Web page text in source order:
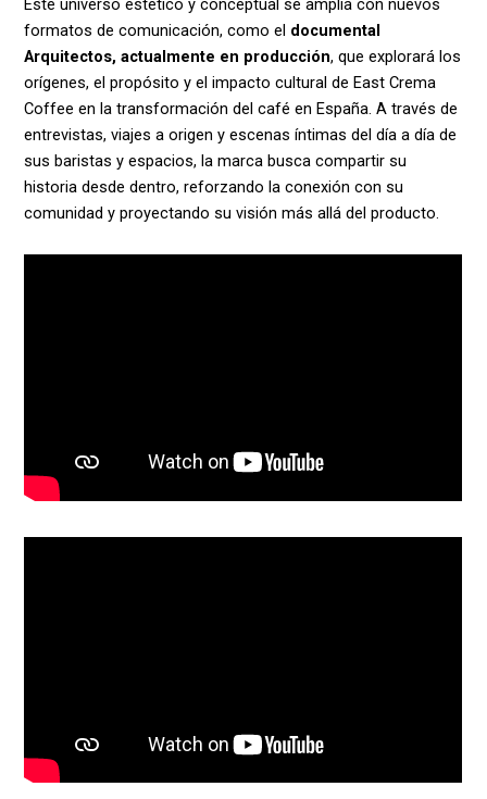
Este universo estético y conceptual se amplía con nuevos
formatos de comunicación, como el documental
Arquitectos, actualmente en producción, que explorará los
orígenes, el propósito y el impacto cultural de East Crema
Coffee en la transformación del café en España. A través de
entrevistas, viajes a origen y escenas íntimas del día a día de
sus baristas y espacios, la marca busca compartir su
historia desde dentro, reforzando la conexión con su
comunidad y proyectando su visión más allá del producto.